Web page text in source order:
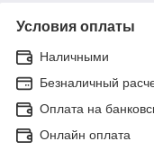
Условия оплаты
Наличными
Безналичный
Оплата на
Онлайн оплата